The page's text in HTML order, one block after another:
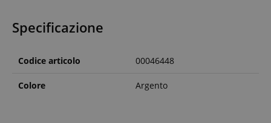
Specificazione
Codice articolo 00046448
Colore Argento